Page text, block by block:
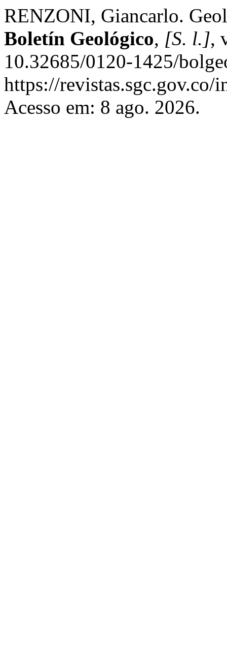
RENZONI, Giancarlo.
Boletín Geológico, [S. l.],
10.32685/0120-1425/
https://
Acesso em: 8 ago. 2026.